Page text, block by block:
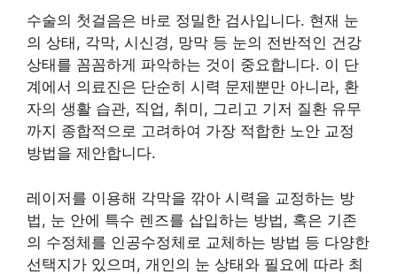
수술의 첫걸음은 바로 정밀한 검사입니다. 현재 눈
의 상태, 각막, 시신경, 망막 등 눈의 전반적인 건강
상태를 꼼꼼하게 파악하는 것이 중요합니다. 이 단
계에서 의료진은 단순히 시력 문제뿐만 아니라, 환
자의 생활 습관, 직업, 취미, 그리고 기저 질환 유무
까지 종합적으로 고려하여 가장 적합한 노안 교정
방법을 제안합니다.
레이저를 이용해 각막을 깎아 시력을 교정하는 방
법, 눈 안에 특수 렌즈를 삽입하는 방법, 혹은 기존
의 수정체를 인공수정체로 교체하는 방법 등 다양한
선택지가 있으며, 개인의 눈 상태와 필요에 따라 최